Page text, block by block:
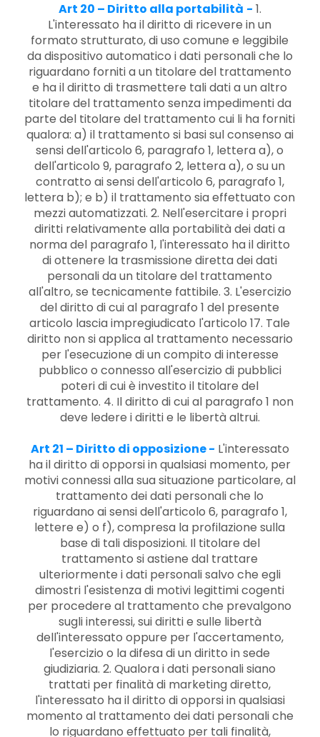
Art 20 – Diritto alla portabilità -1.
L'interessato ha il diritto di ricevere in un
formato strutturato, di uso comune e leggibile
da dispositivo automatico i dati personali che lo
riguardano forniti a un titolare del trattamento
e ha il diritto di trasmettere tali dati a un altro
titolare del trattamento senza impedimenti da
parte del titolare del trattamento cui li ha forniti
qualora: a) il trattamento si basi sul consenso ai
sensi dell'articolo 6, paragrafo 1, lettera a), o
dell'articolo 9, paragrafo 2, lettera a), o su un
contratto ai sensi dell'articolo 6, paragrafo 1,
lettera b); e b) il trattamento sia effettuato con
mezzi automatizzati. 2. Nell'esercitare i propri
diritti relativamente alla portabilità dei dati a
norma del paragrafo 1, l'interessato ha il diritto
di ottenere la trasmissione diretta dei dati
personali da un titolare del trattamento
all'altro, se tecnicamente fattibile. 3. L'esercizio
del diritto di cui al paragrafo 1 del presente
articolo lascia impregiudicato l'articolo 17. Tale
diritto non si applica al trattamento necessario
per l'esecuzione di un compito di interesse
pubblico o connesso all'esercizio di pubblici
poteri di cui è investito il titolare del
trattamento. 4. Il diritto di cui al paragrafo 1 non
deve ledere i diritti e le libertà altrui.
Art 21 – Diritto di opposizione- L'interessato
ha il diritto di opporsi in qualsiasi momento, per
motivi connessi alla sua situazione particolare, al
trattamento dei dati personali che lo
riguardano ai sensi dell'articolo 6, paragrafo 1,
lettere e) o f), compresa la profilazione sulla
base di tali disposizioni. Il titolare del
trattamento si astiene dal trattare
ulteriormente i dati personali salvo che egli
dimostri l'esistenza di motivi legittimi cogenti
per procedere al trattamento che prevalgono
sugli interessi, sui diritti e sulle libertà
dell'interessato oppure per l'accertamento,
l'esercizio o la difesa di un diritto in sede
giudiziaria. 2. Qualora i dati personali siano
trattati per finalità di marketing diretto,
l'interessato ha il diritto di opporsi in qualsiasi
momento al trattamento dei dati personali che
lo riguardano effettuato per tali finalità,